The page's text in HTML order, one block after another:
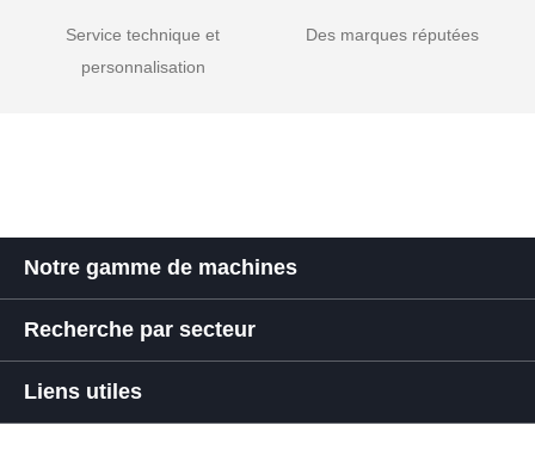
Service technique et
personnalisation
Des marques réputées
Notre gamme de machines
Recherche par secteur
Liens utiles